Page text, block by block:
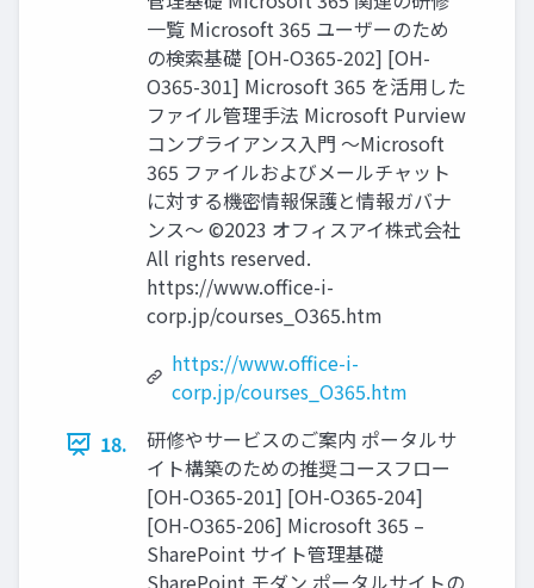
一覧 Microsoft 365 ユーザーのため
の検索基礎 [OH-O365-202] [OH-
O365-301] Microsoft 365 を活用した
ファイル管理手法 Microsoft Purview
コンプライアンス入門 ～Microsoft
365 ファイルおよびメールチャット
に対する機密情報保護と情報ガバナ
ンス～ ©2023 オフィスアイ株式会社
All rights reserved.
https://www.office-i-
corp.jp/courses_O365.htm
https://www.office-i-
corp.jp/courses_O365.htm
18.
研修やサービスのご案内 ポータルサ
イト構築のための推奨コースフロー
[OH-O365-201] [OH-O365-204]
[OH-O365-206] Microsoft 365 –
SharePoint サイト管理基礎